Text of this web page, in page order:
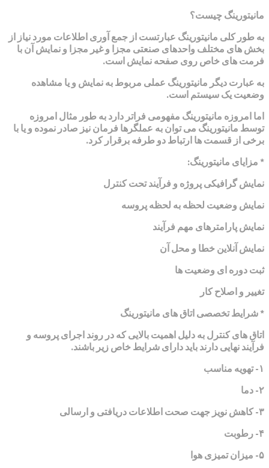
مانیتورینگ چیست؟
به طور کلی مانیتورینگ عبارتست از جمع آوری اطلاعات مورد نیاز از
بخش های مختلف واحدهای صنعتی مجزا و غیر مجزا و نمایش آن با
فرمت های خاص روی صفحه نمایش است.
به عبارت دیگر مانیتورینگ عملی مربوط به نمایش و یا مشاهده
وضعیت یک سیستم است.
اما امروزه مانیتورینگ مفهومی فراتر دارد به طور مثال امروزه
توسط مانیتورینگ می توان به عملگرها فرمان نیز صادر نموده و یا با
برخی از قسمت ها ارتباط دو طرفه برقرار کرد.
* مزایای مانیتورینگ:
نمایش گرافیکی پروژه و فرآیند تحت کنترل
نمایش وضعیت لحظه به لحظه پروسه
نمایش پارامترهای مهم فرآیند
نمایش آنلاین خطا و محل آن
ثبت دوره ای وضعیت ها
تغییر و اصلاح کار
* شرایط تخصصی اتاق های مانیتورینگ
اتاق های کنترل به دلیل اهمیت بالایی که در روند اجرای پروسه و
فرآیند نهایی دارند باید دارای شرایط خاص زیر باشند.
۱- تهویه مناسب
۲- دما
۳- کاهش نویز جهت صحت اطلاعات دریافتی و ارسالی
۴- رطوبت
۵- میزان تمیزی هوا